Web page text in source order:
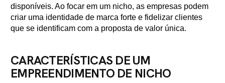
disponíveis. Ao focar em um nicho, as empresas podem
criar uma identidade de marca forte e fidelizar clientes
que se identificam com a proposta de valor única.
CARACTERÍSTICAS DE UM
EMPREENDIMENTO DE NICHO